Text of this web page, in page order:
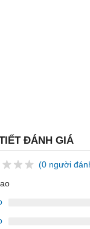
ĐÁNH GIÁ
(0 người